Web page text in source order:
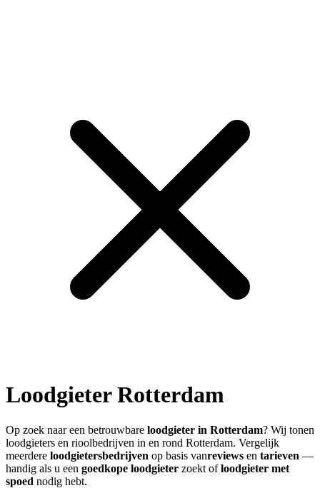
LoodgieterRotterdam
Op zoek naar een betrouwbare loodgieter in Rotterdam? Wij tonen
loodgieters en rioolbedrijven in en rond Rotterdam. Vergelijk
meerdere loodgietersbedrijven op basis vanreviews en tarieven —
handig als u een goedkope loodgieter zoekt ofloodgieter met
spoed nodig hebt.